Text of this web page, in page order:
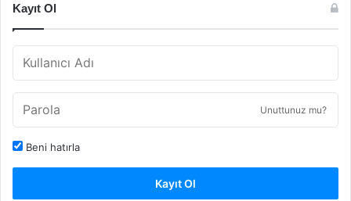
Kayıt Ol
Unuttunuz mu?
Beni hatırla
Kayıt Ol